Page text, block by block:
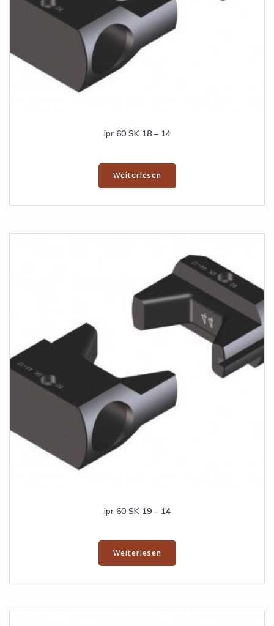
ipr 60 SK 18 – 14
Weiterlesen
ipr 60 SK 19 – 14
Weiterlesen